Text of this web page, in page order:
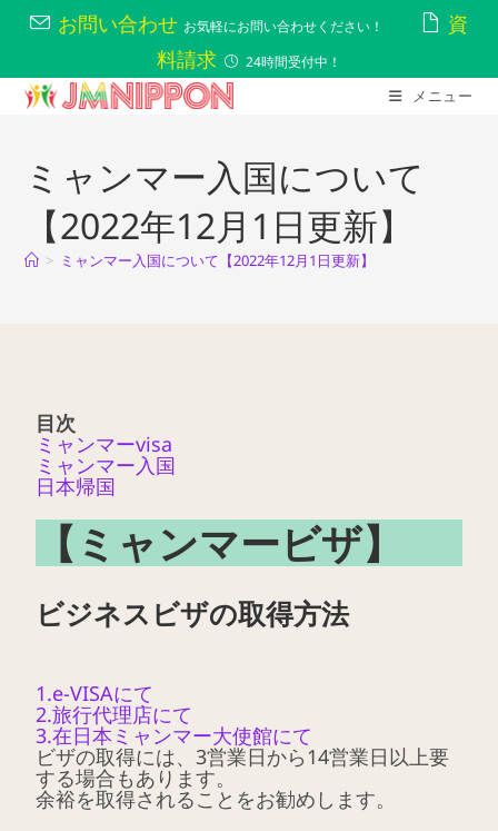
お問い合わせ お気軽にお問い合わせください！
資
料請求
24時間受付中！
メニュー
ミャンマー入国について
【2022年12月1日更新】
> ミャンマー入国について【2022年12月1日更新】
目次
ミャンマーvisa
ミャンマー入国
日本帰国
【ミャンマービザ】
ビジネスビザの取得方法
1.e-VISAにて
2.旅行代理店にて
3.在日本ミャンマー大使館にて
ビザの取得には、3営業日から14営業日以上要
する場合もあります。
余裕を取得されることをお勧めします。